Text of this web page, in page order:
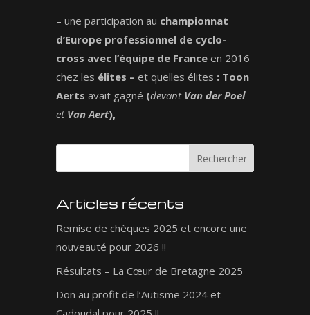
– une participation au championnat
d’Europe professionnel de cyclo-
cross avec l’équipe de France en 2016
chez les élites – et quelles élites : Toon
Aerts avait gagné (devant Van der Poel
et Van Aert),
Articles récents
Remise de chèques 2025 et encore une
nouveauté pour 2026 !!
Résultats – La Cœur de Bretagne 2025
Don au profit de l’Autisme 2024 et